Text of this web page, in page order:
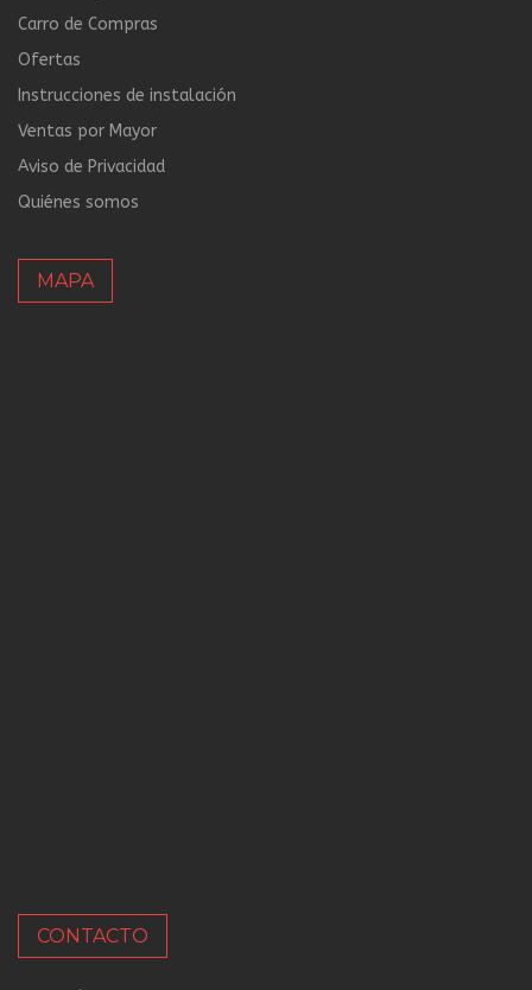
Carro de Compras
Ofertas
Instrucciones de instalación
Ventas por Mayor
Aviso de Privacidad
Quiénes somos
MAPA
CONTACTO